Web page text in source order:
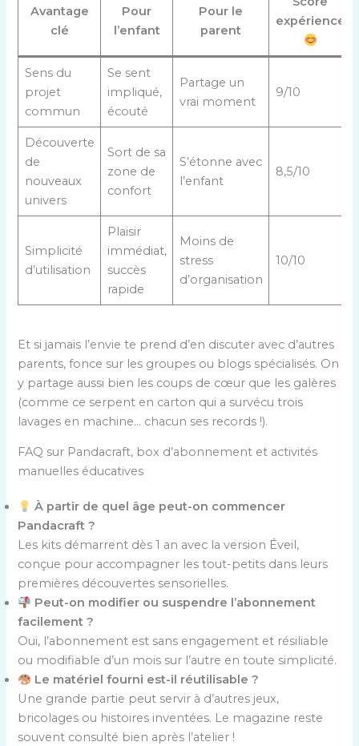
Avantage
clé
Pour
l’enfant
Pour le
parent
expérience
Sens du
projet
commun
Se sent
impliqué,
écouté
Partage un
vrai moment
9/10
Découverte
de
nouveaux
univers
Sort de sa
zone de
confort
S’étonne avec
l’enfant
8,5/10
Simplicité
d’utilisation
Plaisir
immédiat,
succès
rapide
Moins de
stress
d’organisation
10/10
Et si jamais l’envie te prend d’en discuter avec d’autres
parents, fonce sur les groupes ou blogs spécialisés. On
y partage aussi bien les coups de cœur que les galères
(comme ce serpent en carton qui a survécu trois
lavages en machine… chacun ses records !).
FAQ sur Pandacraft, box d’abonnement et activités
manuelles éducatives
À partir de quel âge peut-on commencer
Pandacraft ?
Les kits démarrent dès 1 an avec la version Éveil,
conçue pour accompagner les tout-petits dans leurs
premières découvertes sensorielles.
Peut-on modifier ou suspendre l’abonnement
facilement ?
Oui, l’abonnement est sans engagement et résiliable
ou modifiable d’un mois sur l’autre en toute simplicité.
Le matériel fourni est-il réutilisable ?
Une grande partie peut servir à d’autres jeux,
bricolages ou histoires inventées. Le magazine reste
souvent consulté bien après l’atelier !